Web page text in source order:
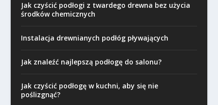
Jak czyścić podłogi z twardego drewna bez użycia
środków chemicznych
Instalacja drewnianych podłóg pływających
Jak znaleźć najlepszą podłogę do salonu?
Jak czyścić podłogę w kuchni, aby się nie
poślizgnąć?